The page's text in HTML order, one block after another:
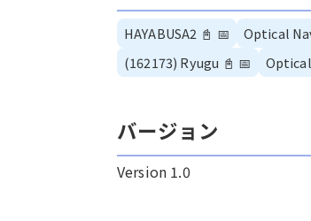
HAYABUSA2 📓 📅 Optical
(162173) Ryugu 📓 📅 Optical
バージョン
Version 1.0